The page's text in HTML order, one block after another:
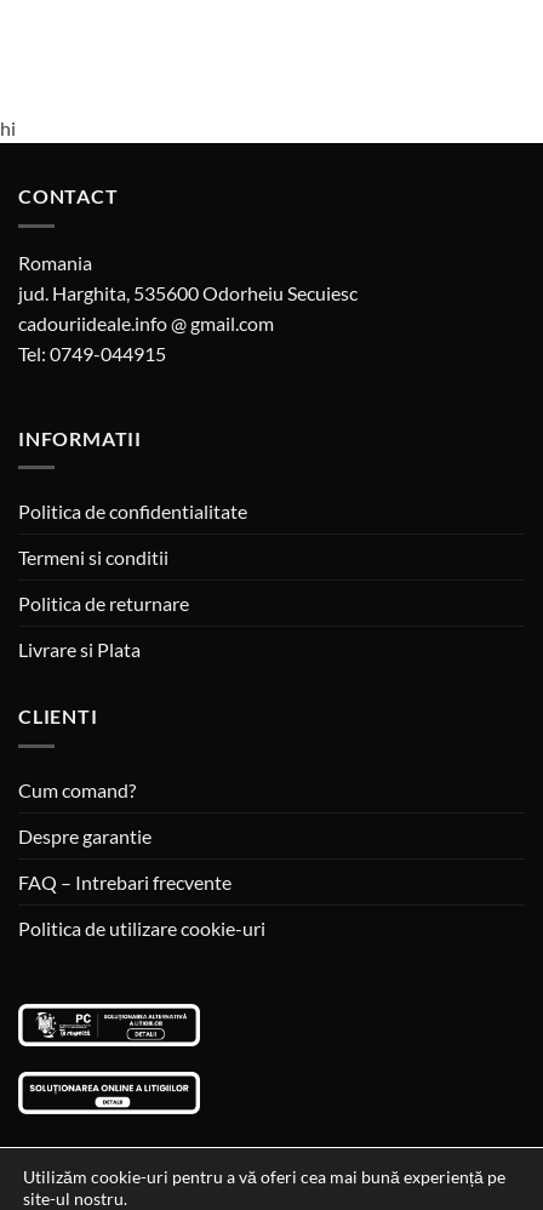
hi
CONTACT
Romania
jud. Harghita, 535600 Odorheiu Secuiesc
cadouriideale.info @ gmail.com
Tel: 0749-044915
INFORMATII
Politica de confidentialitate
Termeni si conditii
Politica de returnare
Livrare si Plata
CLIENTI
Cum comand?
Despre garantie
FAQ – Intrebari frecvente
Politica de utilizare cookie-uri
Utilizăm cookie-uri pentru a vă oferi cea mai bună experiență pe
site-ul nostru.